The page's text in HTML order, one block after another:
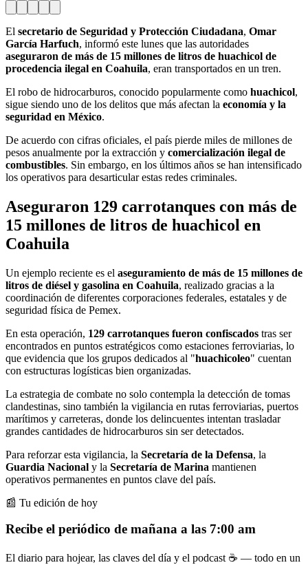
El secretario de Seguridad y Protección Ciudadana, Omar
García Harfuch, informó este lunes que las autoridades
aseguraron de más de 15 millones de litros de huachicol de
procedencia ilegal en Coahuila, eran transportados en un tren.
El robo de hidrocarburos, conocido popularmente como huachicol,
sigue siendo uno de los delitos que más afectan la economía y la
seguridad en México.
De acuerdo con cifras oficiales, el país pierde miles de millones de
pesos anualmente por la extracción y comercialización ilegal de
combustibles. Sin embargo, en los últimos años se han intensificado
los operativos para desarticular estas redes criminales.
Aseguraron 129 carrotanques con más de
15 millones de litros de huachicol en
Coahuila
Un ejemplo reciente es el aseguramiento de más de 15 millones de
litros de diésel y gasolina en Coahuila, realizado gracias a la
coordinación de diferentes corporaciones federales, estatales y de
seguridad física de Pemex.
En esta operación, 129 carrotanques fueron confiscados tras ser
encontrados en puntos estratégicos como estaciones ferroviarias, lo
que evidencia que los grupos dedicados al "huachicoleo" cuentan
con estructuras logísticas bien organizadas.
La estrategia de combate no solo contempla la detección de tomas
clandestinas, sino también la vigilancia en rutas ferroviarias, puertos
marítimos y carreteras, donde los delincuentes intentan trasladar
grandes cantidades de hidrocarburos sin ser detectados.
Para reforzar esta vigilancia, la Secretaría de la Defensa, la
Guardia Nacional y la Secretaría de Marina mantienen
operativos permanentes en puntos clave del país.
📰 Tu edición de hoy
Recibe el periódico de mañana a las 7:00 am
El diario para hojear, las claves del día y el podcast ☕ — todo en un